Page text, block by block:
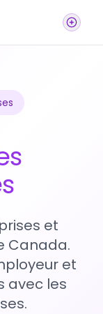
et
Canada.
et
avec les